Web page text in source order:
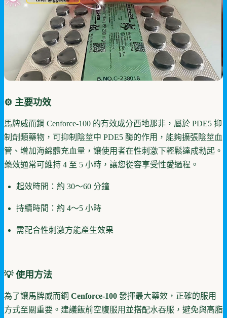
⚙️ 主要功效
馬牌威而鋼 Cenforce-100 的有效成分西地那非，屬於 PDE5 抑
制劑類藥物，可抑制陰莖中 PDE5 酶的作用，能夠擴張陰莖血
管、增加海綿體充血量，讓使用者在性刺激下輕鬆達成勃起。
藥效通常可維持 4 至 5 小時，讓您從容享受性愛過程。
起效時間：約 30～60 分鐘
持續時間：約 4～5 小時
需配合性刺激方能產生效果
💡 使用方法
為了讓馬牌威而鋼 Cenforce-100 發揮最大藥效，正確的服用
方式至關重要。建議飯前空腹服用並搭配水吞服，避免與高脂